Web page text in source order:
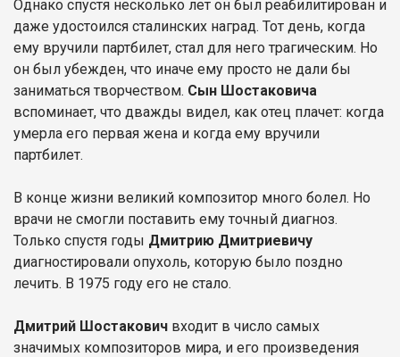
Однако спустя несколько лет он был реабилитирован и
даже удостоился сталинских наград. Тот день, когда
ему вручили партбилет, стал для него трагическим. Но
он был убежден, что иначе ему просто не дали бы
заниматься творчеством. Сын Шостаковича
вспоминает, что дважды видел, как отец плачет: когда
умерла его первая жена и когда ему вручили
партбилет.
В конце жизни великий композитор много болел. Но
врачи не смогли поставить ему точный диагноз.
Только спустя годы Дмитрию Дмитриевичу
диагностировали опухоль, которую было поздно
лечить. В 1975 году его не стало.
Дмитрий Шостакович входит в число самых
значимых композиторов мира, и его произведения